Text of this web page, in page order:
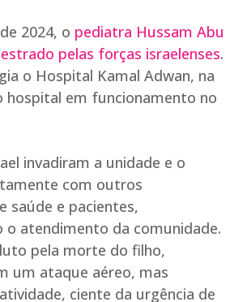
2024, o pediatra Hussam Abu
pelas forças israelenses.
o Hospital Kamal Adwan, na
hospital em funcionamento no
invadiram a unidade e o
com outros
saúde e pacientes,
o atendimento da comunidade.
pela morte do filho,
um ataque aéreo, mas
ciente da urgência de